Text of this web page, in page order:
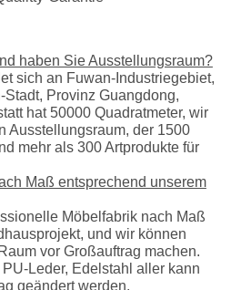
haben Sie Ausstellungsraum?
sich an Fuwan-Industriegebiet,
Provinz Guangdong,
hat 50000 Quadratmeter, wir
Ausstellungsraum, der 1500
mehr als 300 Artprodukte für
Maß entsprechend unserem
Möbelfabrik nach Maß
und wir können
vor Großauftrag machen.
Leder, Edelstahl aller kann
geändert werden.